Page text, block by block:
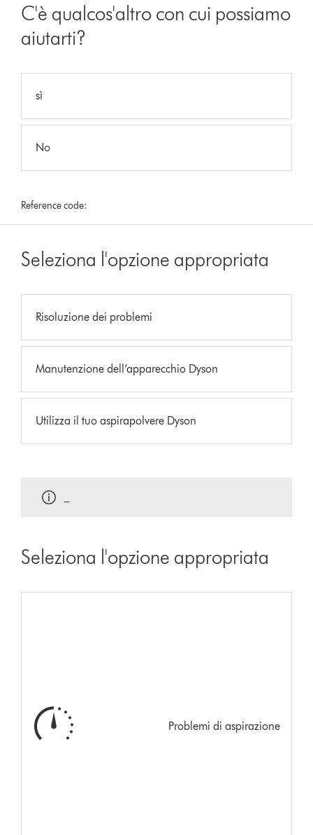
C'è qualcos'altro con cui possiamo
aiutarti?
sì
No
Reference code:
Seleziona l'opzione appropriata
Risoluzione dei problemi
Manutenzione dell’apparecchio Dyson
Utilizza il tuo aspirapolvere Dyson
Seleziona l'opzione appropriata
Problemi di aspirazione